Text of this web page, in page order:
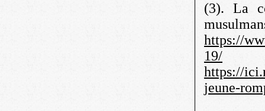
(3). La
https://
19/
https://
jeune-